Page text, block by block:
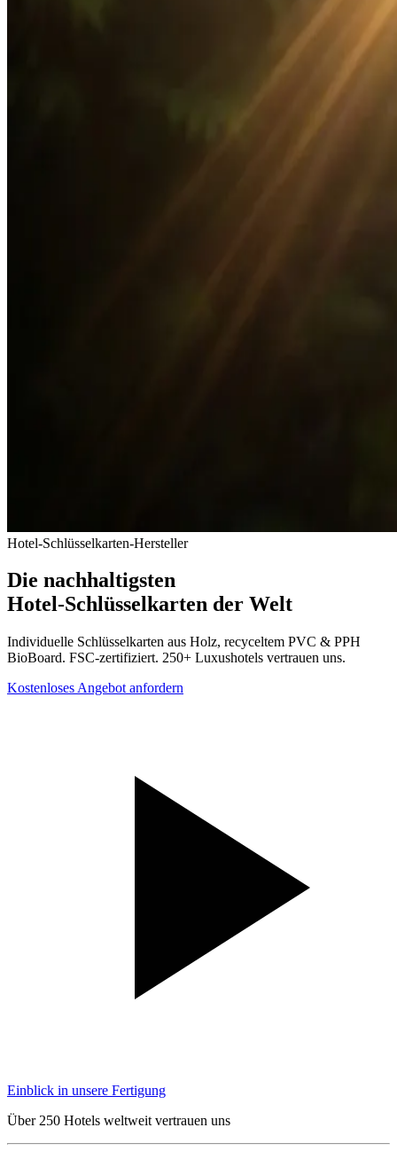
Hotel-Schlüsselkarten-Hersteller
Die nachhaltigsten
Hotel-Schlüsselkarten der Welt
Individuelle Schlüsselkarten aus Holz, recyceltem PVC & PPH
BioBoard. FSC-zertifiziert. 250+ Luxushotels vertrauen uns.
Kostenloses Angebot anfordern
Einblick in unsere Fertigung
Über 250 Hotels weltweit vertrauen uns